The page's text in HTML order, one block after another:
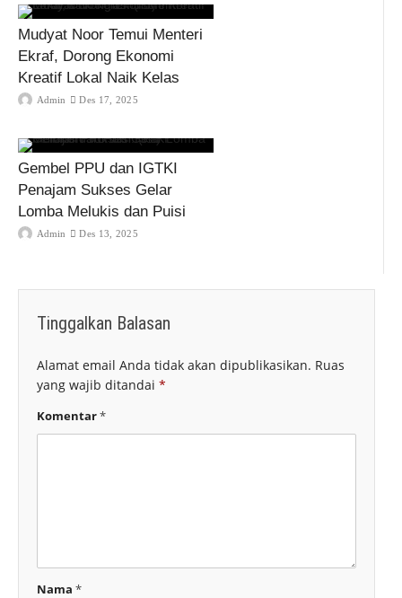
Mudyat Noor Temui Menteri
Ekraf, Dorong Ekonomi
Kreatif Lokal Naik Kelas
Admin Des 17, 2025
Gembel PPU dan IGTKI
Penajam Sukses Gelar
Lomba Melukis dan Puisi
Admin Des 13, 2025
Tinggalkan Balasan
Alamat email Anda tidak akan dipublikasikan. Ruas
yang wajib ditandai *
Komentar*
Nama *